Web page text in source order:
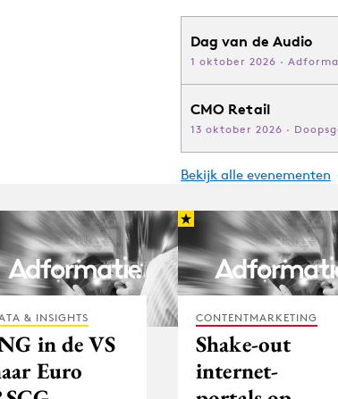
Dag van de Audio
1 oktober 2026 ·
CMO Retail
13 oktober 2026 ·
Bekijk alle evenementen
& INSIGHTS
in de VS
Euro
CONTENTMARKETING
Shake-out
internet-